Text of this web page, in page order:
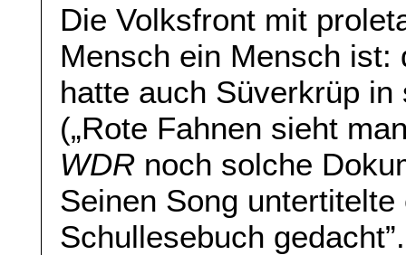
Die Volksfront mit
Mensch ein Mensch ist:
hatte auch Süverkrüp in
(„Rote Fahnen sieht
WDR noch solche
Seinen Song
Schullesebuch gedacht”.